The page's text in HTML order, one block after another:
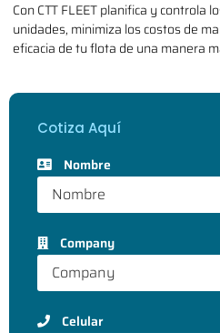
Con CTT FLEET planifica y controla
unidades, minimiza los costos de
eficacia de tu flota de una manera
Cotiza Aquí
Nombre
Company
Celular